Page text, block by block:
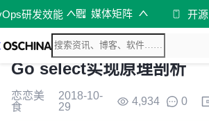
研发效能 媒体矩阵 开
Go select实现原理剖析
恋恋美
食
2018-10-
29
4,934 0